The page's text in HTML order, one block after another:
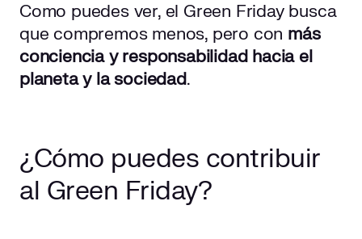
Como puedes ver, el Green Friday busca
que compremos menos, pero con más
conciencia y responsabilidad hacia el
planeta y la sociedad.
¿Cómo puedes contribuir
al Green Friday?